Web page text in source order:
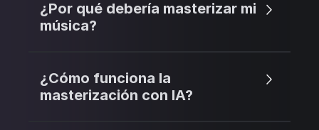
¿Por qué debería masterizar mi
música?
¿Cómo funciona la
masterización con IA?